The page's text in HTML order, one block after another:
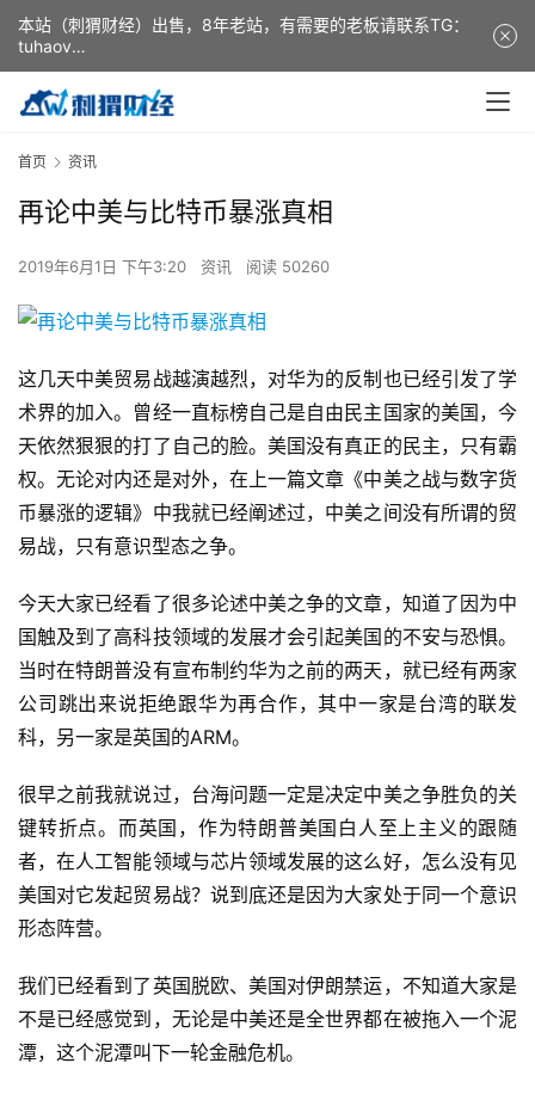
首页 资讯
再论中美与比特币暴涨真相
2019年6月1日 下午3:20 资讯 阅读 50260
这几天中美贸易战越演越烈，对华为的反制也已经引发了学
术界的加入。曾经一直标榜自己是自由民主国家的美国，今
天依然狠狠的打了自己的脸。美国没有真正的民主，只有霸
权。无论对内还是对外，在上一篇文章《中美之战与数字货
币暴涨的逻辑》中我就已经阐述过，中美之间没有所谓的贸
易战，只有意识型态之争。
今天大家已经看了很多论述中美之争的文章，知道了因为中
国触及到了高科技领域的发展才会引起美国的不安与恐惧。
当时在特朗普没有宣布制约华为之前的两天，就已经有两家
公司跳出来说拒绝跟华为再合作，其中一家是台湾的联发
科，另一家是英国的ARM。
很早之前我就说过，台海问题一定是决定中美之争胜负的关
键转折点。而英国，作为特朗普美国白人至上主义的跟随
者，在人工智能领域与芯片领域发展的这么好，怎么没有见
美国对它发起贸易战？说到底还是因为大家处于同一个意识
形态阵营。
我们已经看到了英国脱欧、美国对伊朗禁运，不知道大家是
不是已经感觉到，无论是中美还是全世界都在被拖入一个泥
潭，这个泥潭叫下一轮金融危机。
本站（刺猬财经）出售，8年老站，有需要的老板请联系TG：
tuhaov
This website (ciweicaijing) is for sale. It is a 8-year-old
website. If you need it, please contact TG: tuhaov